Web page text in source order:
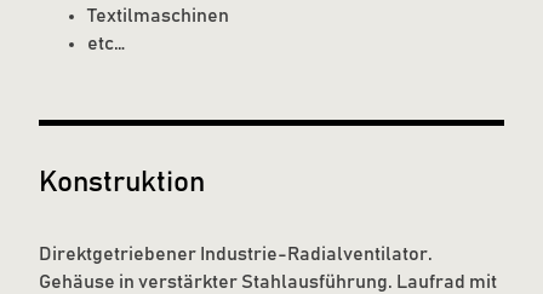
Textilmaschinen
etc…
Konstruktion
Direktgetriebener Industrie-Radialventilator.
Gehäuse in verstärkter Stahlausführung. Laufrad mit